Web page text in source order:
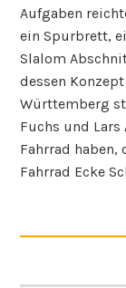
Aufgaben
ein Spurbrett,
Slalom
dessen
Württemberg
Fuchs und Lars
Fahrrad haben,
Fahrrad Ecke